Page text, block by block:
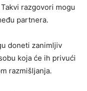
razgovori mogu
partnera.
doneti zanimljiv
koja će ih privući
razmišljanja.